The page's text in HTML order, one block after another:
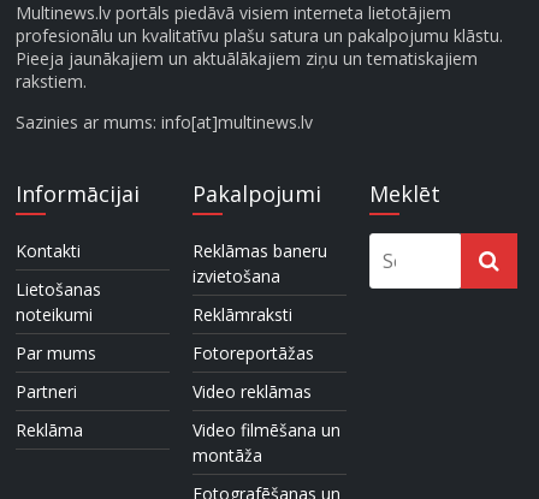
Multinews.lv portāls piedāvā visiem interneta lietotājiem
profesionālu un kvalitatīvu plašu satura un pakalpojumu klāstu.
Pieeja jaunākajiem un aktuālākajiem ziņu un tematiskajiem
rakstiem.
Sazinies ar mums: info[at]multinews.lv
Informācijai
Kontakti
Lietošanas
noteikumi
Par mums
Partneri
Reklāma
Pakalpojumi
Reklāmas baneru
izvietošana
Reklāmraksti
Fotoreportāžas
Video reklāmas
Video filmēšana un
montāža
Fotografēšanas un
Meklēt